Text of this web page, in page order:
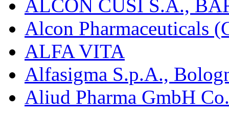
ALCON CUSÍ S.A.,
Alcon Pharmaceuticals
ALFA VITA
Alfasigma S.p.A.,
Aliud Pharma GmbH